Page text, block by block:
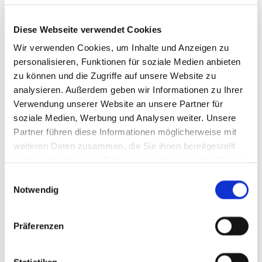
Diese Webseite verwendet Cookies
Wir verwenden Cookies, um Inhalte und Anzeigen zu
personalisieren, Funktionen für soziale Medien anbieten
zu können und die Zugriffe auf unsere Website zu
analysieren. Außerdem geben wir Informationen zu Ihrer
Verwendung unserer Website an unsere Partner für
soziale Medien, Werbung und Analysen weiter. Unsere
Partner führen diese Informationen möglicherweise mit
weiteren Daten zusammen, die Sie ihnen bereitgestellt
Notwendig
Präferenzen
Individuell
Von der Beratung über die Planung bis hin zur
Verwirklichung: Wir unterstützen Sie kompetent in
Ihrem individuellen Bauprojekt!